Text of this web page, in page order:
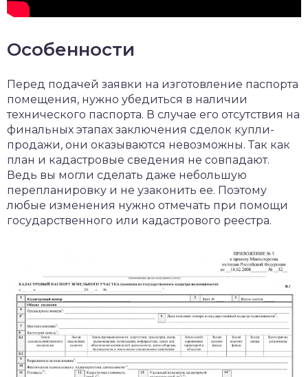
Особенности
Перед подачей заявки на изготовление паспорта
помещения, нужно убедиться в наличии
технического паспорта. В случае его отсутствия на
финальных этапах заключения сделок купли-
продажи, они оказываются невозможны. Так как
план и кадастровые сведения не совпадают.
Ведь вы могли сделать даже небольшую
перепланировку и не узаконить ее. Поэтому
любые изменения нужно отмечать при помощи
государственного или кадастрового реестра.